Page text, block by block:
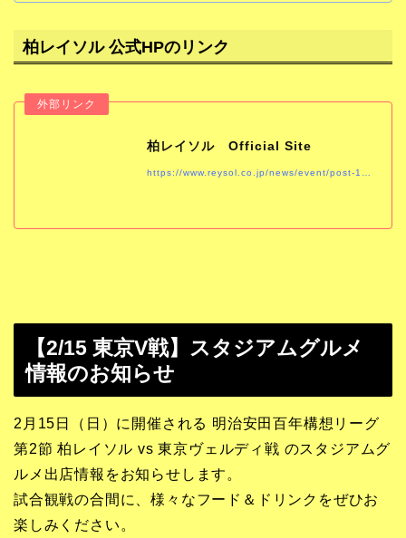
柏レイソル 公式HPのリンク
柏レイソル Official Site
【2/15 東京V戦】スタジアムグルメ
情報のお知らせ
2月15日（日）に開催される 明治安田百年構想リーグ
第2節 柏レイソル vs 東京ヴェルディ戦 のスタジアムグ
ルメ出店情報をお知らせします。
試合観戦の合間に、様々なフード＆ドリンクをぜひお
楽しみください。